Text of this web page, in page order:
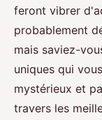
feront vibrer
probablement
mais saviez-
uniques qui
mystérieux et
travers les